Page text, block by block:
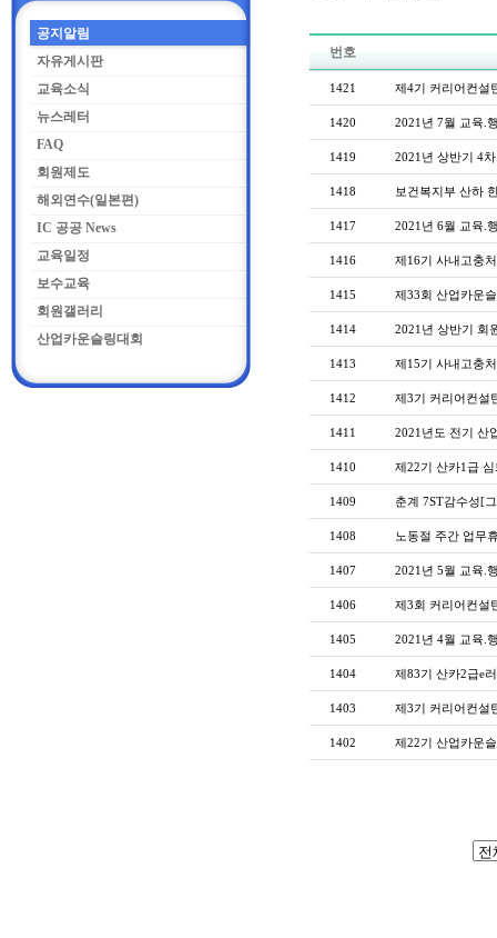
공지알림
자유게시판
교육소식
뉴스레터
FAQ
회원제도
해외연수(일본편)
IC 공공 News
교육일정
보수교육
회원갤러리
산업카운슬링대회
번호
1421 제4기 커리어컨설
1420 2021년 7월 교육.
1419 2021년 상반기 4
1418 보건복지부 산하
1417 2021년 6월 교육.
1416 제16기 사내고충
1415 제33회 산업카운
1414 2021년 상반기 회
1413 제15기 사내고충
1412 제3기 커리어컨설
1411 2021년도 전기 산
1410 제22기 산카1급
1409 춘계 7ST감수성[
1408 노동절 주간 업무
1407 2021년 5월 교육.
1406 제3회 커리어컨설
1405 2021년 4월 교육.
1404 제83기 산카2급e
1403 제3기 커리어컨설
1402 제22기 산업카운